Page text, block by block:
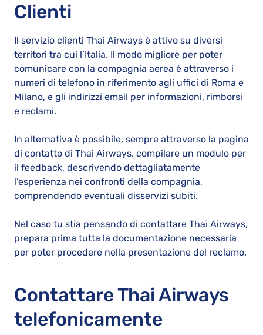
Clienti
Il servizio clienti Thai Airways è attivo su diversi
territori tra cui l’Italia. Il modo migliore per poter
comunicare con la compagnia aerea è attraverso i
numeri di telefono in riferimento agli uffici di Roma e
Milano, e gli indirizzi email per informazioni, rimborsi
e reclami.
In alternativa è possibile, sempre attraverso la pagina
di contatto di Thai Airways, compilare un modulo per
il feedback, descrivendo dettagliatamente
l’esperienza nei confronti della compagnia,
comprendendo eventuali disservizi subiti.
Nel caso tu stia pensando di contattare Thai Airways,
prepara prima tutta la documentazione necessaria
per poter procedere nella presentazione del reclamo.
Contattare Thai Airways
telefonicamente